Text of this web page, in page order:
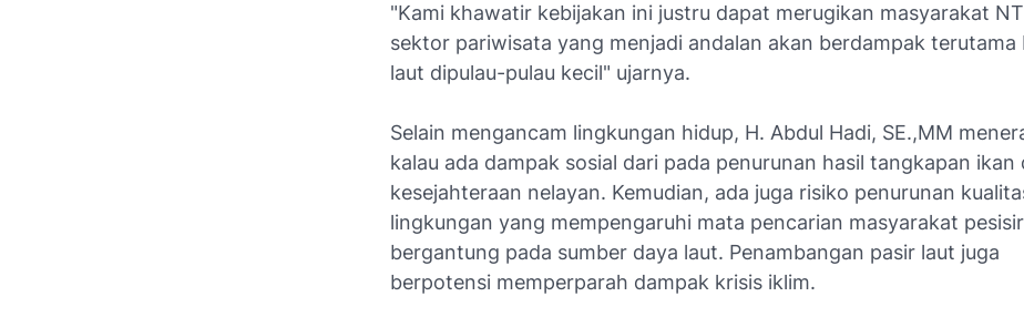
"Kami khawatir kebijakan ini justru dapat merugikan masyarakat
sektor pariwisata yang menjadi andalan akan berdampak terutama
laut dipulau-pulau kecil" ujarnya.
Selain mengancam lingkungan hidup, H. Abdul Hadi, SE.,MM
kalau ada dampak sosial dari pada penurunan hasil tangkapan ikan
kesejahteraan nelayan. Kemudian, ada juga risiko penurunan
lingkungan yang mempengaruhi mata pencarian masyarakat
bergantung pada sumber daya laut. Penambangan pasir laut juga
berpotensi memperparah dampak krisis iklim.